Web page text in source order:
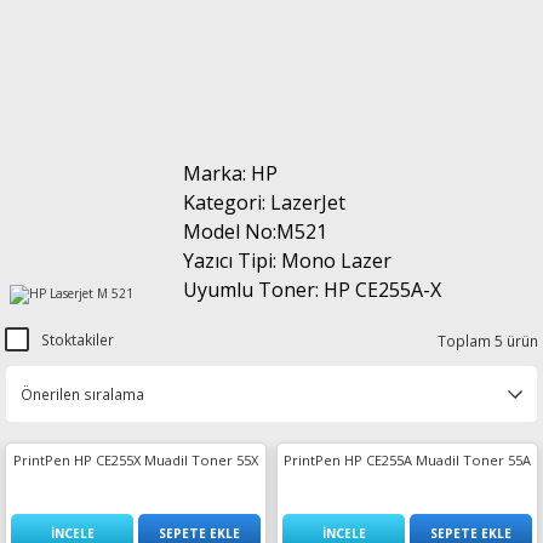
Marka: HP
Kategori: LazerJet
Model No:M521
Yazıcı Tipi: Mono Lazer
Uyumlu Toner: HP CE255A-X
Stoktakiler Toplam 5 ürün
PrintPen HP CE255X Muadil Toner 55X
İNCELE SEPETE EKLE
PrintPen HP CE255A Muadil Toner 55A
İNCELE SEPETE EKLE